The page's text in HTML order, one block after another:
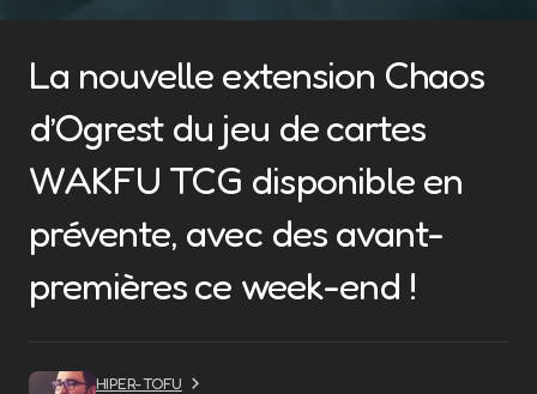
La nouvelle extension Chaos
d’Ogrest du jeu de cartes
WAKFU TCG disponible en
prévente, avec des avant-
premières ce week-end !
HIPER-TOFU